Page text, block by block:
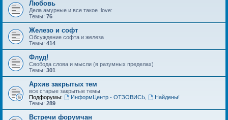
Любовь
Дела амурные и все такое :love:
Темы: 76
Железо и софт
Обсуждение софта и железа
Темы: 414
Флуд!
Свобода слова и мысли (в разумных пределах)
Темы: 301
Архив закрытых тем
все старые закрытые темы
Подфорумы:
ИнформЦентр - ОТЗОВИСЬ,
Найдены!
Темы: 289
Встречи форумчан